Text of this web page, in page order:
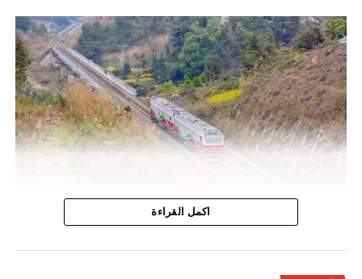
وتندرج هذه الخطوة ضمن برنامج تحديث أسطول الجر الذي
أطلقه المكتب الوطني للسكك الحديدية، بهدف الرفع من كفاءة
اكمل القراءة